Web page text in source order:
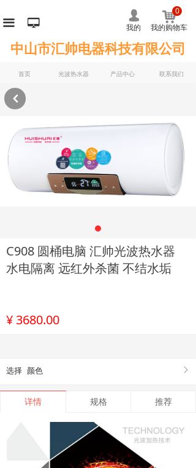
首页 光波热水器 产品中心 联系我们
中山市汇帅电器科技有限公司
넙
我的
낙
我的购物车
0
끀 넡
C908 圆桶电脑 汇帅光波热水器
水电隔离 远红外杀菌 不结水垢
¥3680.00
ꁕ
选择 颜色
详情 规格 推荐
낒